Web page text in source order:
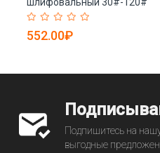
для гранита (арт. 25-
19083682)
552.00₽
Подпишитесь на
выгодные